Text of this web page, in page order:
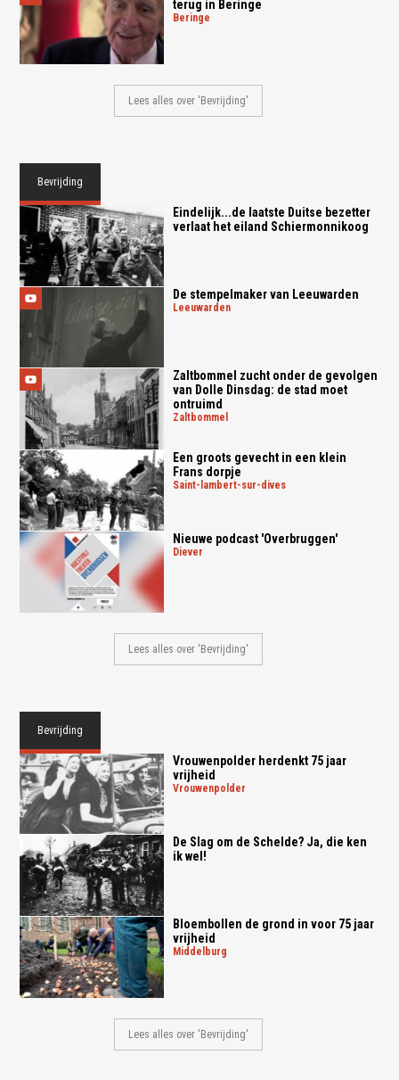
terug in Beringe
beringe
Lees alles over 'Bevrijding'
Bevrijding
Eindelijk...de laatste Duitse bezetter
verlaat het eiland Schiermonnikoog
De stempelmaker van Leeuwarden
leeuwarden
Zaltbommel zucht onder de gevolgen
van Dolle Dinsdag: de stad moet
ontruimd
zaltbommel
Een groots gevecht in een klein
Frans dorpje
saint-lambert-sur-dives
Nieuwe podcast 'Overbruggen'
diever
Lees alles over 'Bevrijding'
Bevrijding
Vrouwenpolder herdenkt 75 jaar
vrijheid
vrouwenpolder
De Slag om de Schelde? Ja, die ken
ik wel!
Bloembollen de grond in voor 75 jaar
vrijheid
middelburg
Lees alles over 'Bevrijding'